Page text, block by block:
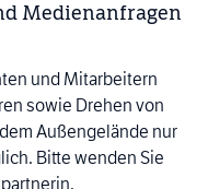
Medienanfragen
und Mitarbeitern
sowie Drehen von
Außengelände nur
Bitte wenden Sie